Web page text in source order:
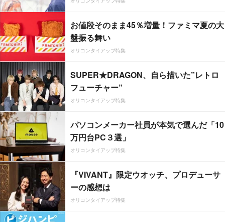
お値段そのまま45％増量！ファミマ夏の大
盤振る舞い
オリコンタイアップ特集
SUPER★DRAGON、自ら描いた”レトロ
フューチャー”
オリコンタイアップ特集
パソコンメーカー社員が本気で選んだ「10
万円台PC３選」
オリコンタイアップ特集
『VIVANT』限定ウオッチ、プロデューサ
ーの感想は
オリコンタイアップ特集